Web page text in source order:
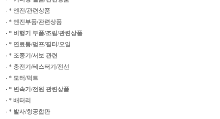
· * 엔진/관련상품
· * 엔진부품/관련상품
· * 비행기 부품/조립/관련상품
· * 연료통/펌프/필터/오일
· * 조종기/서보 관련
· * 충전기/테스터기/전선
· * 모터/덕트
· * 변속기/전원 관련상품
· * 배터리
· * 발사/항공합판